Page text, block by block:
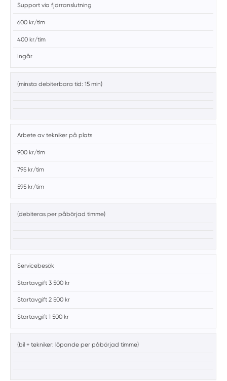
Support via fjärranslutning
600 kr/tim
400 kr/tim
Ingår
(minsta debiterbara tid: 15 min)
Arbete av tekniker på plats
900 kr/tim
795 kr/tim
595 kr/tim
(debiteras per påbörjad timme)
Servicebesök
Startavgift 3 500 kr
Startavgift 2 500 kr
Startavgift 1 500 kr
(bil + tekniker: löpande per påbörjad timme)